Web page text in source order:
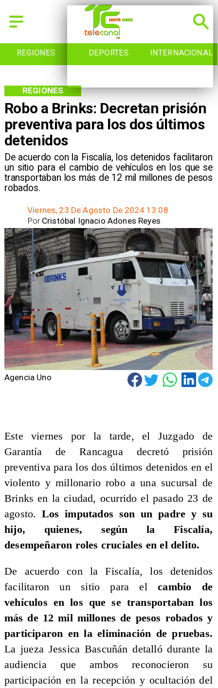
REGIONES DEPORTES INTERNACIONAL
Robo a Brinks: Decretan prisión
preventiva para los dos últimos
detenidos
De acuerdo con la Fiscalía, los detenidos facilitaron
un sitio para el cambio de vehículos en los que se
transportaban los más de 12 mil millones de pesos
robados.
REGIONES
Viernes, 23 De Agosto De 2024 13:08
Cristóbal Ignacio Adones Reyes
Por
Agencia Uno
Este viernes por la tarde, el Juzgado de
Garantía de Rancagua decretó prisión
preventiva para los dos últimos detenidos en el
violento y millonario robo a una sucursal de
Brinks en la ciudad, ocurrido el pasado 23 de
agosto.Los imputados son un padre y su
hijo, quienes, según la Fiscalía,
desempeñaron roles cruciales en el delito.
De acuerdo con la Fiscalía, los detenidos
facilitaron un sitio para elcambio de
vehículos en los que se transportaban los
más de 12 mil millones de pesos robados y
participaron en la eliminación de pruebas.
La jueza Jessica Bascuñán detalló durante la
audiencia que ambos reconocieron su
participación en la recepción y ocultación del